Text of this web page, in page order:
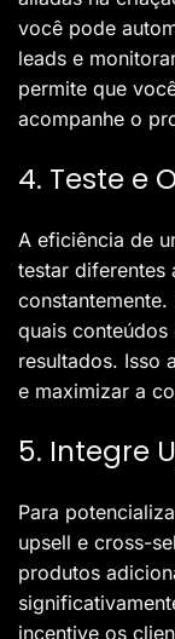
você pode
leads e
permite que
acompanhe o
4. Teste e
A eficiência de
testar diferentes
constantemente.
quais conteúdos
resultados. Isso
e maximizar a
5. Integre
Para
upsell e cross-
produtos
incentive os